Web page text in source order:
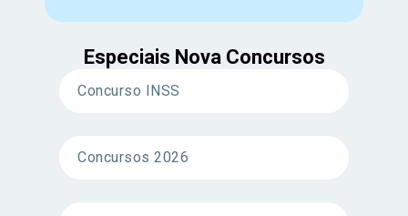
Especiais Nova Concursos
Concurso INSS
Concursos 2026